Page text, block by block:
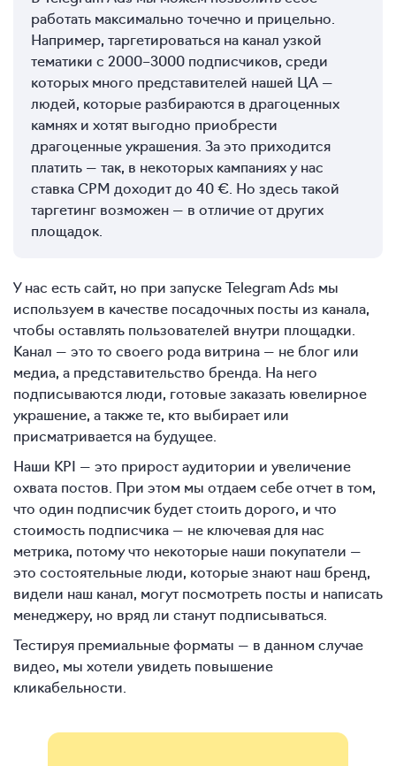
работать максимально точечно и прицельно.
Например, таргетироваться на канал узкой
тематики с 2000–3000 подписчиков, среди
которых много представителей нашей ЦА —
людей, которые разбираются в драгоценных
камнях и хотят выгодно приобрести
драгоценные украшения. За это приходится
платить — так, в некоторых кампаниях у нас
ставка CPM доходит до 40 €. Но здесь такой
таргетинг возможен — в отличие от других
площадок.
У нас есть сайт, но при запуске Telegram Ads мы
используем в качестве посадочных посты из канала,
чтобы оставлять пользователей внутри площадки.
Канал — это то своего рода витрина — не блог или
медиа, а представительство бренда. На него
подписываются люди, готовые заказать ювелирное
украшение, а также те, кто выбирает или
присматривается на будущее.
Наши KPI — это прирост аудитории и увеличение
охвата постов. При этом мы отдаем себе отчет в том,
что один подписчик будет стоить дорого, и что
стоимость подписчика — не ключевая для нас
метрика, потому что некоторые наши покупатели —
это состоятельные люди, которые знают наш бренд,
видели наш канал, могут посмотреть посты и написать
менеджеру, но вряд ли станут подписываться.
Тестируя премиальные форматы — в данном случае
видео, мы хотели увидеть повышение
кликабельности.